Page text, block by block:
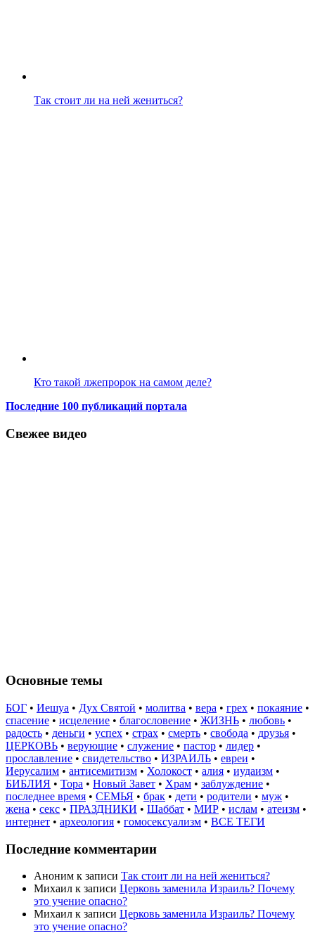
Так стоит ли на ней жениться?
Кто такой лжепророк на самом деле?
Последние 100 публикаций портала
Свежее видео
Основные темы
БОГ • Иешуа • Дух Святой • молитва • вера • грех • покаяние •
спасение • исцеление • благословение • ЖИЗНЬ • любовь •
радость • деньги • успех • страх • смерть • свобода • друзья •
ЦЕРКОВЬ • верующие • служение • пастор • лидер •
прославление • свидетельство • ИЗРАИЛЬ • евреи •
Иерусалим • антисемитизм • Холокост • алия • иудаизм •
БИБЛИЯ • Тора • Новый Завет • Храм • заблуждение •
последнее время • СЕМЬЯ • брак • дети • родители • муж •
жена • секс • ПРАЗДНИКИ • Шаббат • МИР • ислам • атеизм •
интернет • археология • гомосексуализм • ВСЕ ТЕГИ
Последние комментарии
Аноним к записи Так стоит ли на ней жениться?
Михаил к записи Церковь заменила Израиль? Почему
это учение опасно?
Михаил к записи Церковь заменила Израиль? Почему
это учение опасно?